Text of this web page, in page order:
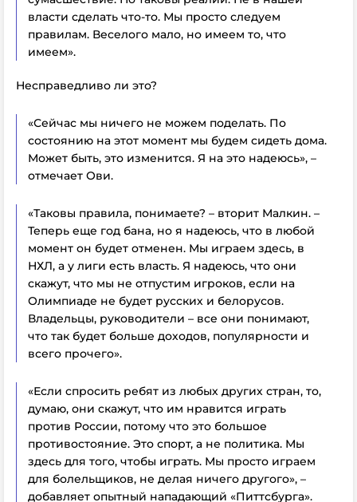
власти сделать что-то. Мы просто следуем
правилам. Веселого мало, но имеем то, что
имеем».
Несправедливо ли это?
«Сейчас мы ничего не можем поделать. По
состоянию на этот момент мы будем сидеть дома.
Может быть, это изменится. Я на это надеюсь», –
отмечает Ови.
«Таковы правила, понимаете? – вторит Малкин. –
Теперь еще год бана, но я надеюсь, что в любой
момент он будет отменен. Мы играем здесь, в
НХЛ, а у лиги есть власть. Я надеюсь, что они
скажут, что мы не отпустим игроков, если на
Олимпиаде не будет русских и белорусов.
Владельцы, руководители – все они понимают,
что так будет больше доходов, популярности и
всего прочего».
«Если спросить ребят из любых других стран, то,
думаю, они скажут, что им нравится играть
против России, потому что это большое
противостояние. Это спорт, а не политика. Мы
здесь для того, чтобы играть. Мы просто играем
для болельщиков, не делая ничего другого», –
добавляет опытный нападающий «Питтсбурга».